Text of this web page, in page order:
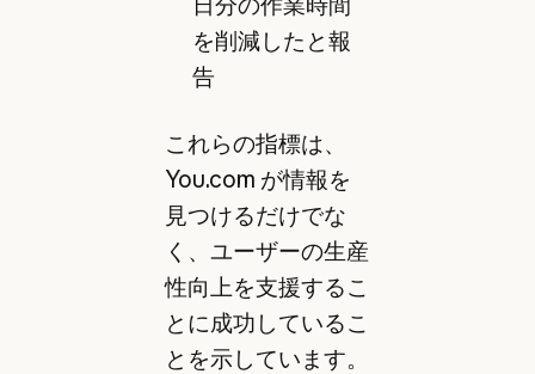
を削減したと報
告
これらの指標は、
You.com が情報を
見つけるだけでな
く、ユーザーの生産
性向上を支援するこ
とに成功しているこ
とを示しています。